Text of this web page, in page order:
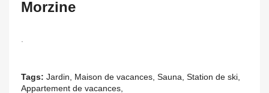
Morzine
.
Tags: Jardin, Maison de vacances, Sauna, Station de ski,
Appartement de vacances,